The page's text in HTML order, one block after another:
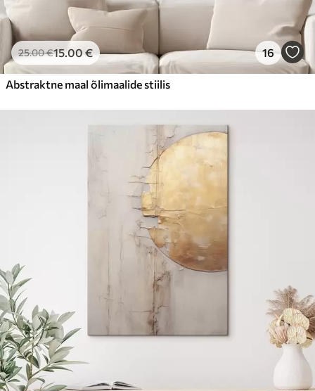
25.00€15.00€ 16
Abstraktne maal õlimaalide stiilis